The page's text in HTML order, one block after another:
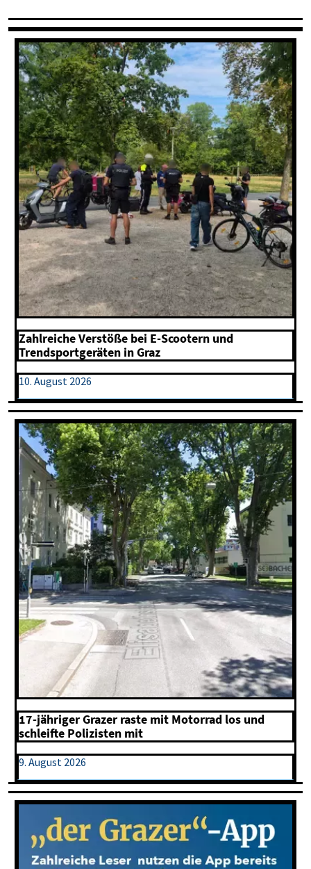
Zahlreiche Verstöße bei E-Scootern und
Trendsportgeräten in Graz
10. August 2026
17-jähriger Grazer raste mit Motorrad los und
schleifte Polizisten mit
9. August 2026